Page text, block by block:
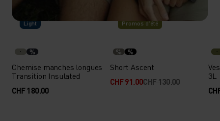
Light
%
Chemise manches longues
Transition Insulated
CHF 180.00
Promos d’été
% %
Short Ascent
CHF 91.00CHF 130.00
3L